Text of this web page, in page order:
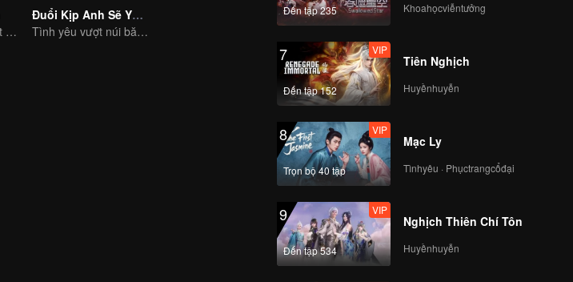
Ông chủ trại heo lật ngược tình thế trở thành cậu chủ bạc tỷ
Đuổi Kịp Anh Sẽ Yêu Em
Tình yêu vượt núi băng biển, vinh quang sóng vai
Đến tập 235 Khoahọcviễntưởng
7
Đến tập 152
VIP
Tiên Nghịch
Huyềnhuyễn
8
Trọn bộ 40 tập
VIP
Mạc Ly
Tìnhyêu · Phụctrangcổđại
9
Đến tập 534
VIP
Nghịch Thiên Chí Tôn
Huyềnhuyễn